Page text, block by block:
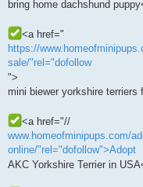
bring home dachshund
<a href="
https://
sale/"rel="dofollow
">
mini biewer yorkshire terriers
<a href="//
www.homeofminipups.com/
online/"rel="dofollow">Adopt
AKC Yorkshire Terrier in